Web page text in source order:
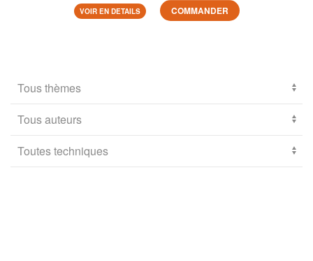
VOIR EN DETAILS COMMANDER